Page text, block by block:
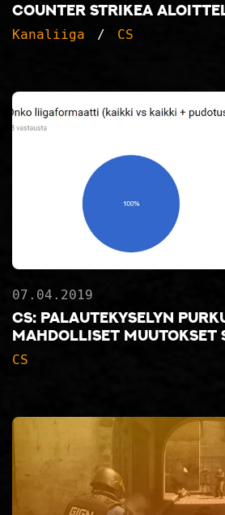
Counter Strikea
Kanaliiga CS
07.04.2019
CS: Palautekyselyn
mahdolliset muutokset
CS